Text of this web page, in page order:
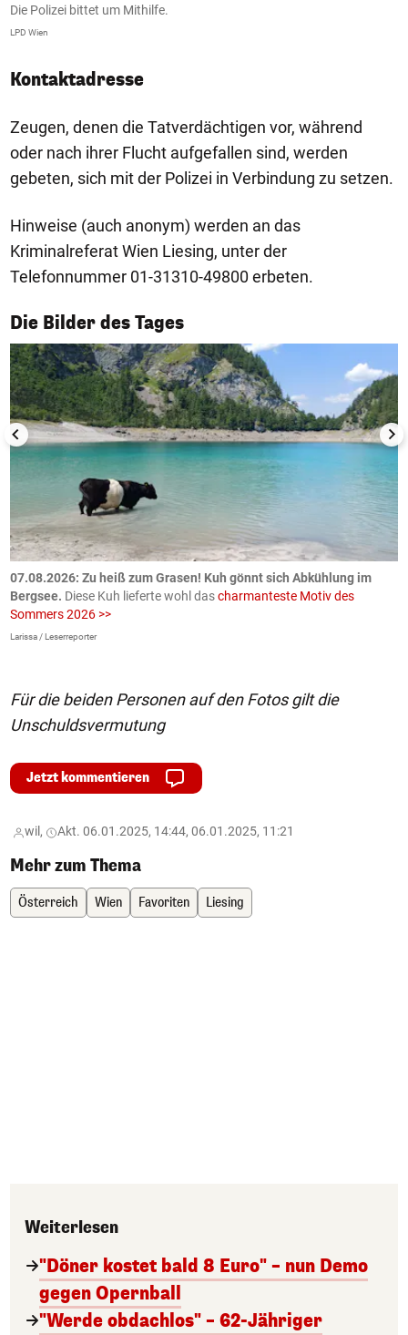
Die Polizei bittet um Mithilfe.
LPD Wien
Kontaktadresse
Zeugen, denen die Tatverdächtigen vor, während
oder nach ihrer Flucht aufgefallen sind, werden
gebeten, sich mit der Polizei in Verbindung zu setzen.
Hinweise (auch anonym) werden an das
Kriminalreferat Wien Liesing, unter der
Telefonnummer 01-31310-49800 erbeten.
Die Bilder des Tages
1/50
07.08.2026: Zu heiß zum Grasen! Kuh gönnt sich Abkühlung im
Bergsee. Diese Kuh lieferte wohl dascharmanteste Motiv des
Sommers 2026 >>
Larissa / Leserreporter
Für die beiden Personen auf den Fotos gilt die
Unschuldsvermutung
Jetzt kommentieren
wil, Akt. 06.01.2025, 14:44, 06.01.2025, 11:21
Mehr zum Thema
Österreich Wien Favoriten Liesing
Weiterlesen
"Döner kostet bald 8 Euro" – nun Demo
gegen Opernball
"Werde obdachlos" – 62-Jähriger